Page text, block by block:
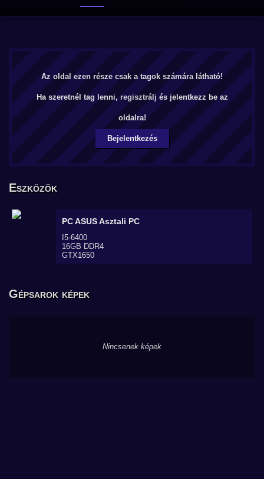
Az oldal ezen része csak a tagok számára látható!
Ha szeretnél tag lenni, regisztrálj és jelentkezz be az
oldalra!
Bejelentkezés
Eszközök
PC ASUSAsztali PC
I5-6400
16GB DDR4
GTX1650
Gépsarok képek
Nincsenek képek